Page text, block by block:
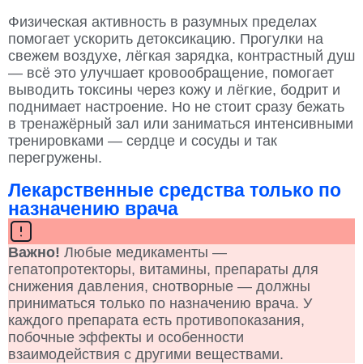
Физическая активность в разумных пределах
помогает ускорить детоксикацию. Прогулки на
свежем воздухе, лёгкая зарядка, контрастный душ
— всё это улучшает кровообращение, помогает
выводить токсины через кожу и лёгкие, бодрит и
поднимает настроение. Но не стоит сразу бежать
в тренажёрный зал или заниматься интенсивными
тренировками — сердце и сосуды и так
перегружены.
Лекарственные средства только по
назначению врача
Важно! Любые медикаменты —
гепатопротекторы, витамины, препараты для
снижения давления, снотворные — должны
приниматься только по назначению врача. У
каждого препарата есть противопоказания,
побочные эффекты и особенности
взаимодействия с другими веществами.